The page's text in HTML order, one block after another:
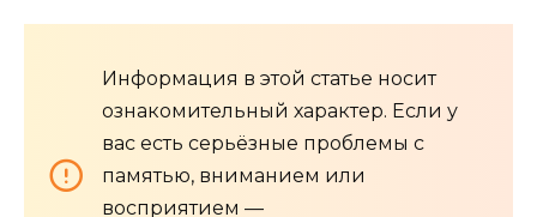
Информация в этой статье носит
ознакомительный характер. Если у
вас есть серьёзные проблемы с
памятью, вниманием или
восприятием —